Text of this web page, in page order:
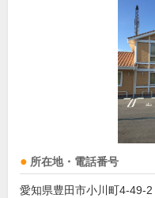
所在地・電話番号
愛知県豊田市小川町4-49-2